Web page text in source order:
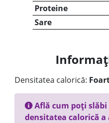
Proteine
Sare
Densitatea calorică:
Află cum poți slăbi
densitatea calorică